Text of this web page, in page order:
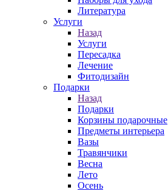
Литература
Услуги
Назад
Услуги
Пересадка
Лечение
Фитодизайн
Подарки
Назад
Подарки
Корзины подарочные
Предметы интерьера
Вазы
Травянчики
Весна
Лето
Осень